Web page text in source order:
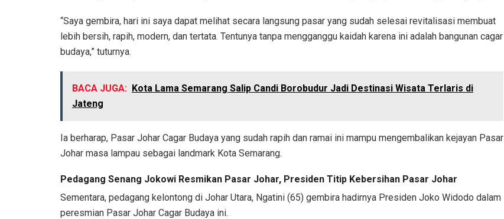
“Saya gembira, hari ini saya dapat melihat secara langsung pasar yang sudah selesai revitalisasi membuat
lebih bersih, rapih, modern, dan tertata. Tentunya tanpa mengganggu kaidah karena ini adalah bangunan cagar
budaya,” tuturnya.
BACA JUGA: Kota Lama Semarang Salip Candi Borobudur Jadi Destinasi Wisata Terlaris di
Jateng
Ia berharap, Pasar Johar Cagar Budaya yang sudah rapih dan ramai ini mampu mengembalikan kejayan Pasar
Johar masa lampau sebagai landmark Kota Semarang.
Pedagang Senang Jokowi Resmikan Pasar Johar, Presiden Titip Kebersihan Pasar Johar
Sementara, pedagang kelontong di Johar Utara, Ngatini (65) gembira hadirnya Presiden Joko Widodo dalam
peresmian Pasar Johar Cagar Budaya ini.